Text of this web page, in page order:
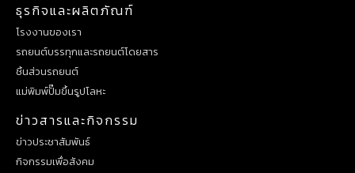
ธุรกิจและผลิตภัณฑ์
โรงงานของเรา
รถยนต์บรรทุกและรถยนต์โดยสาร
ชิ้นส่วนรถยนต์
แม่พิมพ์ปั๊มขึ้นรูปโลหะ
ข่าวสารและกิจกรรม
ข่าวประชาสัมพันธ์
กิจกรรมเพื่อสังคม